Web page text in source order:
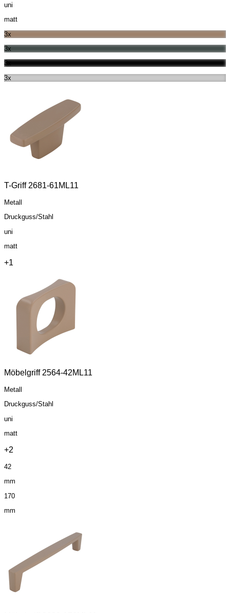
uni
matt
3x
3x
3x
3x
T-Griff 2681-61ML11
Metall
Druckguss/Stahl
uni
matt
+1
Möbelgriff 2564-42ML11
Metall
Druckguss/Stahl
uni
matt
+2
42
mm
170
mm